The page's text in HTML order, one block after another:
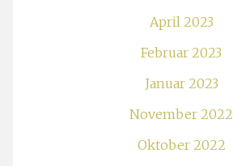
April 2023
Februar 2023
Januar 2023
November 2022
Oktober 2022